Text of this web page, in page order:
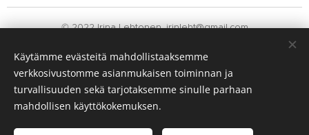
© 2022 Irina Lehtonen. irinleht@gmail.com
Kielet
Suomi
English
Käytämme evästeitä mahdollistaaksemme
verkkosivustomme asianmukaisen toiminnan ja
turvallisuuden sekä tarjotaksemme sinulle parhaan
mahdollisen käyttökokemuksen.